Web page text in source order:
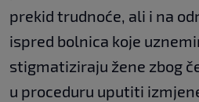
prekid trudnoće, ali i na
ispred bolnica koje
stigmatiziraju žene zbog
u proceduru uputiti